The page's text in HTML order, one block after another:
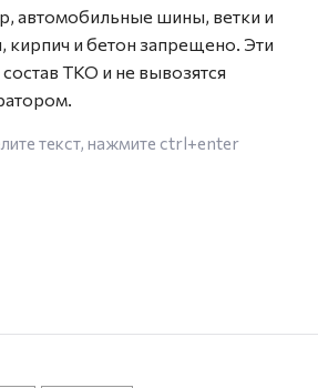
автомобильные шины, ветки и
кирпич и бетон запрещено. Эти
ТКО и не вывозятся
текст, нажмите ctrl+enter